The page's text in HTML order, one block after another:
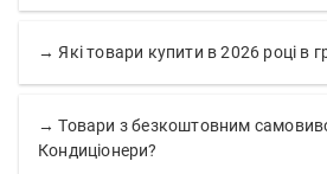
→ Які товари купити в 2026 році в
→ Товари з безкоштовним
Кондиціонери?